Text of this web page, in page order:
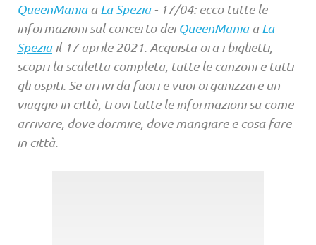
QueenManiaaLa Spezia- 17/04: ecco tutte le
informazioni sul concerto deiQueenManiaaLa
Speziail 17 aprile 2021. Acquista ora i biglietti,
scopri la scaletta completa, tutte le canzoni e tutti
gli ospiti. Se arrivi da fuori e vuoi organizzare un
viaggio in città, trovi tutte le informazioni su come
arrivare, dove dormire, dove mangiare e cosa fare
in città.